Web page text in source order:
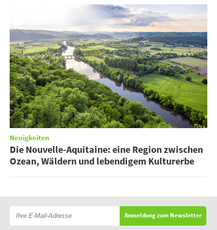
Neuigkeiten
Die Nouvelle-Aquitaine: eine Region zwischen
Ozean, Wäldern und lebendigem Kulturerbe
Anmeldung zum Newsletter